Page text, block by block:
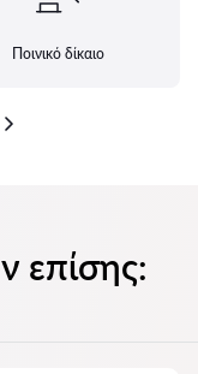
Ποινικό δίκαιο
επίσης: